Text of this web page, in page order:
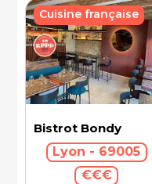
Bistrot Bondy
Lyon - 69005
€€€
Cuisine française